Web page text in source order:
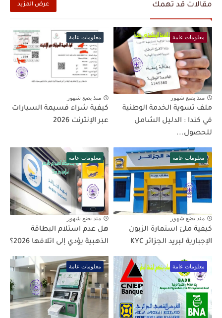
مقالات قد تهمك عرض المزيد
معلومات عامة
منذ بضع شهور
ملف تسوية الخدمة الوطنية
في كندا : الدليل الشامل
للحصول...
معلومات عامة
منذ بضع شهور
كيفية شراء قسيمة السيارات
عبر الإنترنت 2026
معلومات عامة
منذ بضع شهور
كيفية ملئ استمارة الزبون
الإجبارية لبريد الجزائر KYC
معلومات عامة
منذ بضع شهور
هل عدم استلام البطاقة
الذهبية يؤدي إلى اتلافها 2026؟
معلومات عامة معلومات عامة